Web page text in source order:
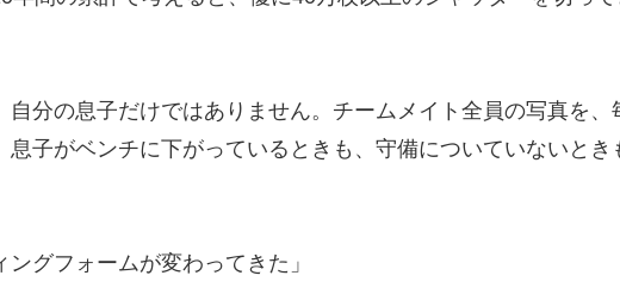
分の息子だけではありません。 チームメイト全員の写真を、
息子がベンチに下がっているときも、守備についていないとき
ングフォームが変わってきた」